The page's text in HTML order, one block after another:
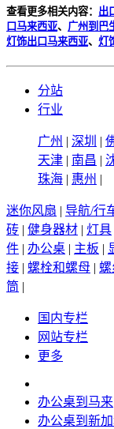
查看更多相关内容： 出
口马来西亚、 广州到巴
灯饰出口马来西亚、 灯
分站
行业
广州 | 深圳 |
天津 | 南昌 |
珠海 | 惠州 |
迷你风扇 | 导航/行
砖 | 健身器材 | 灯具
件 | 办公桌 | 主板 |
接 | 螺栓和螺母 | 螺
筒 |
国内专栏
网站专栏
更多
办公桌到马来
办公桌到新